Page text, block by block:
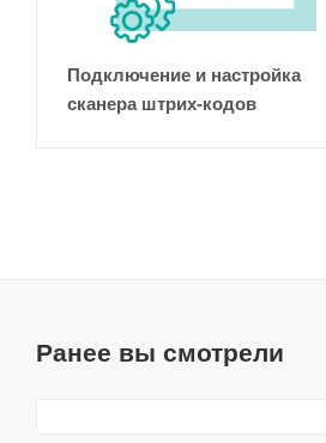
Подключение и настройка
сканера штрих-кодов
Ранее вы смотрели